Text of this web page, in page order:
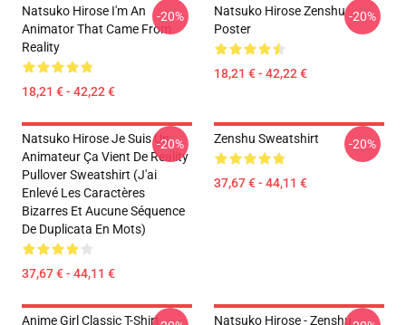
Natsuko Hirose I'm An
Animator That Came From
Reality
18,21 € - 42,22 €
-20%
Natsuko Hirose Zenshu
Poster
18,21 € - 42,22 €
-20%
Natsuko Hirose Je Suis Un
Animateur Ça Vient De Reality
Pullover Sweatshirt (J'ai
Enlevé Les Caractères
Bizarres Et Aucune Séquence
De Duplicata En Mots)
37,67 € - 44,11 €
-20% Zenshu Sweatshirt
37,67 € - 44,11 €
-20%
Anime Girl Classic T-Shirt
Natsuko Hirose - Zenshu